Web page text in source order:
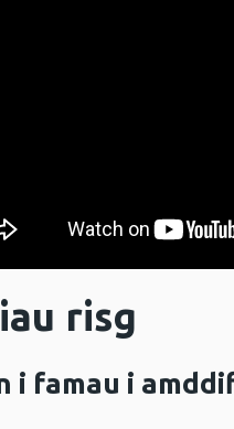
risg
i famau i